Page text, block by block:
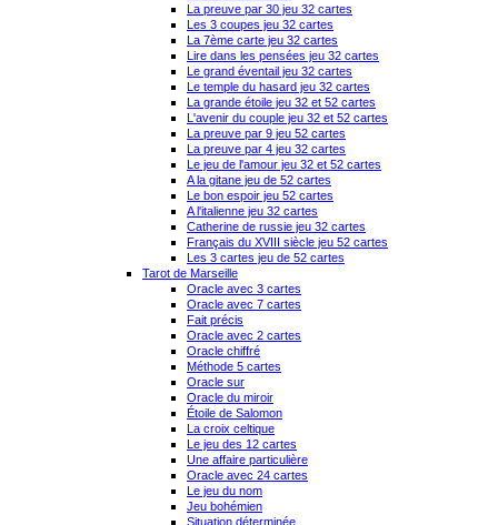
La preuve par 30 jeu 32 cartes
Les 3 coupes jeu 32 cartes
La 7ème carte jeu 32 cartes
Lire dans les pensées jeu 32 cartes
Le grand éventail jeu 32 cartes
Le temple du hasard jeu 32 cartes
La grande étoile jeu 32 et 52 cartes
L'avenir du couple jeu 32 et 52 cartes
La preuve par 9 jeu 52 cartes
La preuve par 4 jeu 32 cartes
Le jeu de l'amour jeu 32 et 52 cartes
A la gitane jeu de 52 cartes
Le bon espoir jeu 52 cartes
A l'italienne jeu 32 cartes
Catherine de russie jeu 32 cartes
Français du XVIII siècle jeu 52 cartes
Les 3 cartes jeu de 52 cartes
Tarot de Marseille
Oracle avec 3 cartes
Oracle avec 7 cartes
Fait précis
Oracle avec 2 cartes
Oracle chiffré
Méthode 5 cartes
Oracle sur
Oracle du miroir
Étoile de Salomon
La croix celtique
Le jeu des 12 cartes
Une affaire particulière
Oracle avec 24 cartes
Le jeu du nom
Jeu bohémien
Situation déterminée